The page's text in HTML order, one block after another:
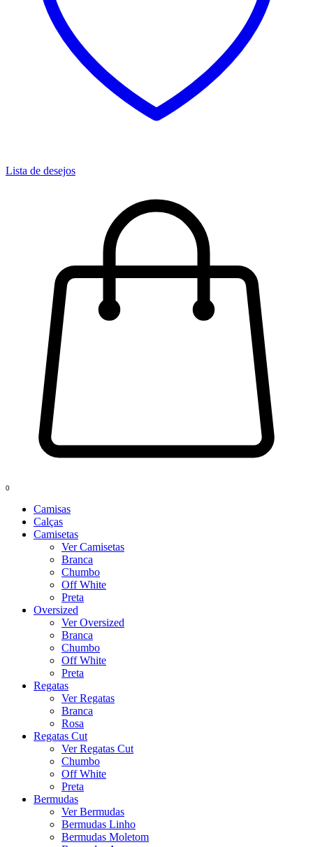
Lista de desejos
0
Camisas
Calças
Camisetas
Ver Camisetas
Branca
Chumbo
Off White
Preta
Oversized
Ver Oversized
Branca
Chumbo
Off White
Preta
Regatas
Ver Regatas
Branca
Rosa
Regatas Cut
Ver Regatas Cut
Chumbo
Off White
Preta
Bermudas
Ver Bermudas
Bermudas Linho
Bermudas Moletom